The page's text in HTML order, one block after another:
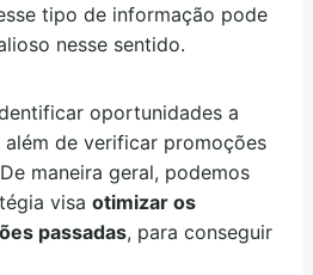
tipo de informação pode
nesse sentido.
oportunidades a
além de verificar promoções
maneira geral, podemos
visa otimizar os
passadas, para conseguir